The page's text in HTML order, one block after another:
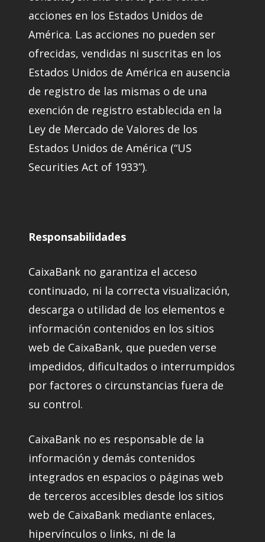
acciones en los Estados Unidos de
América. Las acciones no pueden ser
ofrecidas, vendidas ni suscritas en los
Estados Unidos de América en ausencia
de registro de las mismas o de una
exención de registro establecida en la
Ley de Mercado de Valores de los
Estados Unidos de América (“US
Securities Act of 1933”).
Responsabilidades
CaixaBank no garantiza el acceso
continuado, ni la correcta visualización,
descarga o utilidad de los elementos e
información contenidos en los sitios
web de CaixaBank, que pueden verse
impedidos, dificultados o interrumpidos
por factores o circunstancias fuera de
su control.
CaixaBank no es responsable de la
información y demás contenidos
integrados en espacios o páginas web
de terceros accesibles desde los sitios
web de CaixaBank mediante enlaces,
hipervínculos o links, ni de la